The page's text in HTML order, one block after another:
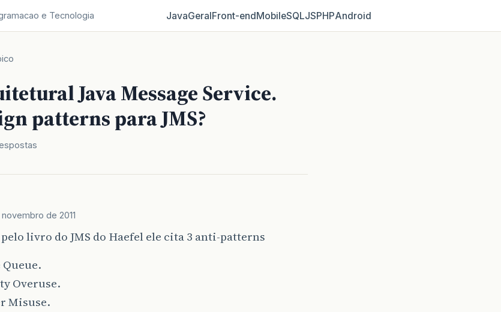
e Tecnologia JavaGeralFront‑endMobileSQLJSPHPAndroid
Java Message Service.
patterns para JMS?
de 2011
pelo livro do JMS do Haefel ele cita 3 anti-patterns
Overuse.
Misuse.